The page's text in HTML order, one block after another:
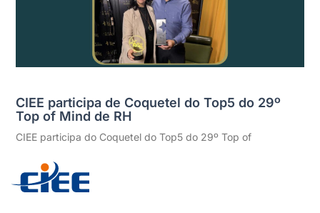
CIEE participa de Coquetel do Top5 do 29º
Top of Mind de RH
CIEE participa do Coquetel do Top5 do 29º Top of